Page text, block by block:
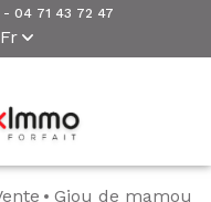
- 04 71 43 72 47
Fr
Vente
Giou de mamou